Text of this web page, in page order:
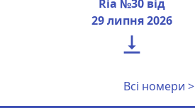
Ria №30 від
29 липня 2026

Всі номери >